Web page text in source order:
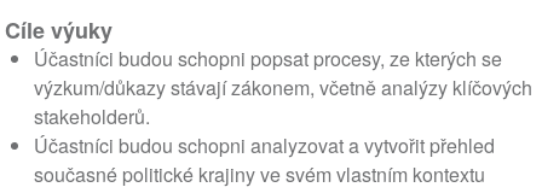
Cíle výuky
Účastníci budou schopni popsat procesy, ze kterých se
výzkum/důkazy stávají zákonem, včetně analýzy klíčových
stakeholderů.
Účastníci budou schopni analyzovat a vytvořit přehled
současné politické krajiny ve svém vlastním kontextu